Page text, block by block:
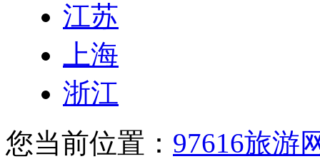
江苏
上海
浙江
您当前位置： 97616旅游